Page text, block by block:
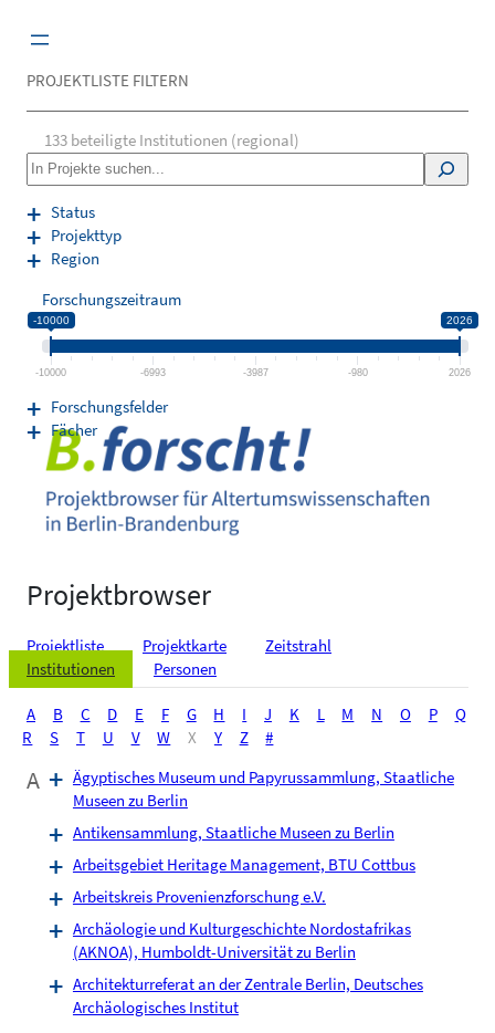
Inhalt
Projektbrowser
Projektliste Projektkarte
Zeitstrahl
Institutionen
Personen
A B C D E F G H I J K L M N O P
Q
R
S T U V W X Y Z #
A
Ägyptisches Museum und Papyrussammlung, Staatliche
Museen zu Berlin
Antikensammlung, Staatliche Museen zu Berlin
Arbeitsgebiet Heritage Management, BTU Cottbus
Arbeitskreis Provenienzforschung e.V.
Archäologie und Kulturgeschichte Nordostafrikas
(AKNOA), Humboldt-Universität zu Berlin
Architekturreferat an der Zentrale Berlin, Deutsches
Archäologisches Institut
PROJEKTLISTE FILTERN
133 beteiligte Institutionen (regional)
S
e
a
r
c
Status
Projekttyp
Region
Forschungszeitraum
-10000 2026
-10000 -6993 -3987 -980 2026
Forschungsfelder
Fächer